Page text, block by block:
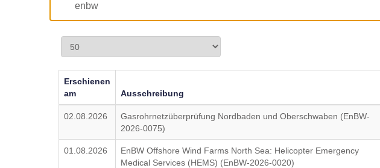
Erschienen
am
Ausschreibung
02.08.2026
Gasrohrnetzüberprüfung Nordbaden und Oberschwaben (EnBW-
2026-0075)
01.08.2026
EnBW Offshore Wind Farms North Sea: Helicopter Emergency
Medical Services (HEMS) (EnBW-2026-0020)